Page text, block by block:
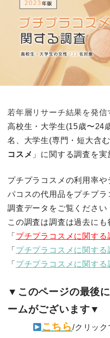
若年層リサーチ結果を発信
高校生・大学生(15歳〜24
名、大学生(専門・短大含
コスメ 」に関する調査を実
プチプラコスメの利用率
パコスの代用品をプチプ
調査データをご覧ください
この調査は調査は過去にも
「 プチプラコスメに関する
「 プチプラコスメに関する
「 プチプラコスメに関する
▼このページの最後
ームがございます▼
こちら/クリック